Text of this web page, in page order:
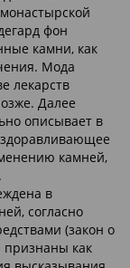
фон
камни, как
Мода
лекарств
Далее
описывает в
камней,
в
согласно
(закон о
признаны как